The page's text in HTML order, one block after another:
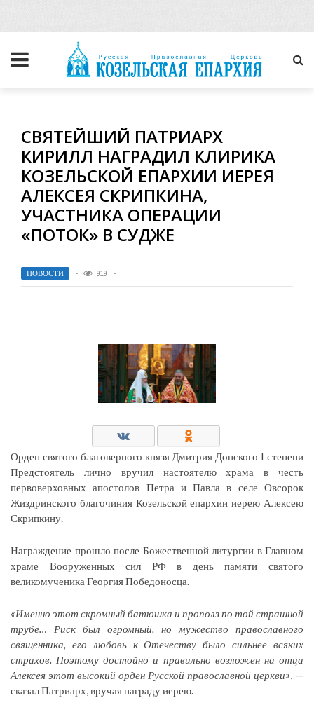
СВЯТЕЙШИЙ ПАТРИАРХ
КИРИЛЛ НАГРАДИЛ КЛИРИКА
КОЗЕЛЬСКОЙ ЕПАРХИИ ИЕРЕЯ
АЛЕКСЕЯ СКРИПКИНА,
УЧАСТНИКА ОПЕРАЦИИ
«ПОТОК» В СУДЖЕ
НОВОСТИ 919
Орден святого благоверного князя Дмитрия Донского I степени
Предстоятель лично вручил настоятелю храма в честь
первоверховных апостолов Петра и Павла в селе Овсорок
Жиздринского благочиния Козельской епархии иерею Алексею
Скрипкину.
Награждение прошло после Божественной литургии в Главном
храме Вооруженных сил РФ в день памяти святого
великомученика Георгия Победоносца.
«Именно этот скромный батюшка и прополз по той страшной
трубе… Риск был огромный, но мужество православного
священника, его любовь к Отечеству было сильнее всяких
страхов. Поэтому достойно и правильно возложен на отца
Алексея этот высокий орден Русской православной церкви» , —
сказал Патриарх, вручая награду иерею.